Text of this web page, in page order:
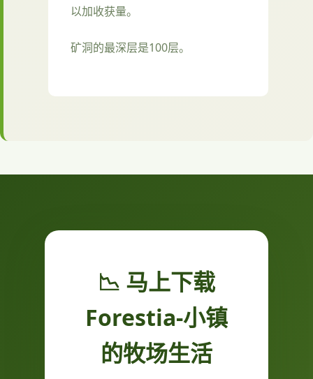
以加收获量。
矿洞的最深层是100层。
📉 马上下载
Forestia-小镇
的牧场生活